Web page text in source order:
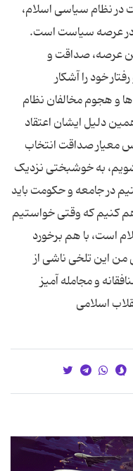
در نظام سیاسی اسلام،
در عرصه سیاست است.
عرصه، صداقت و
خود را آشکار
و هجوم مخالفان نظام
دلیل ایشان اعتقاد
معیار صداقت انتخاب
به خوشبختی نزدیک
در جامعه و حکومت باید
کنیم که وقتی خواستیم
است، با هم برخورد
این تلخی ناشی از
و مجامله آمیز
اسلامی